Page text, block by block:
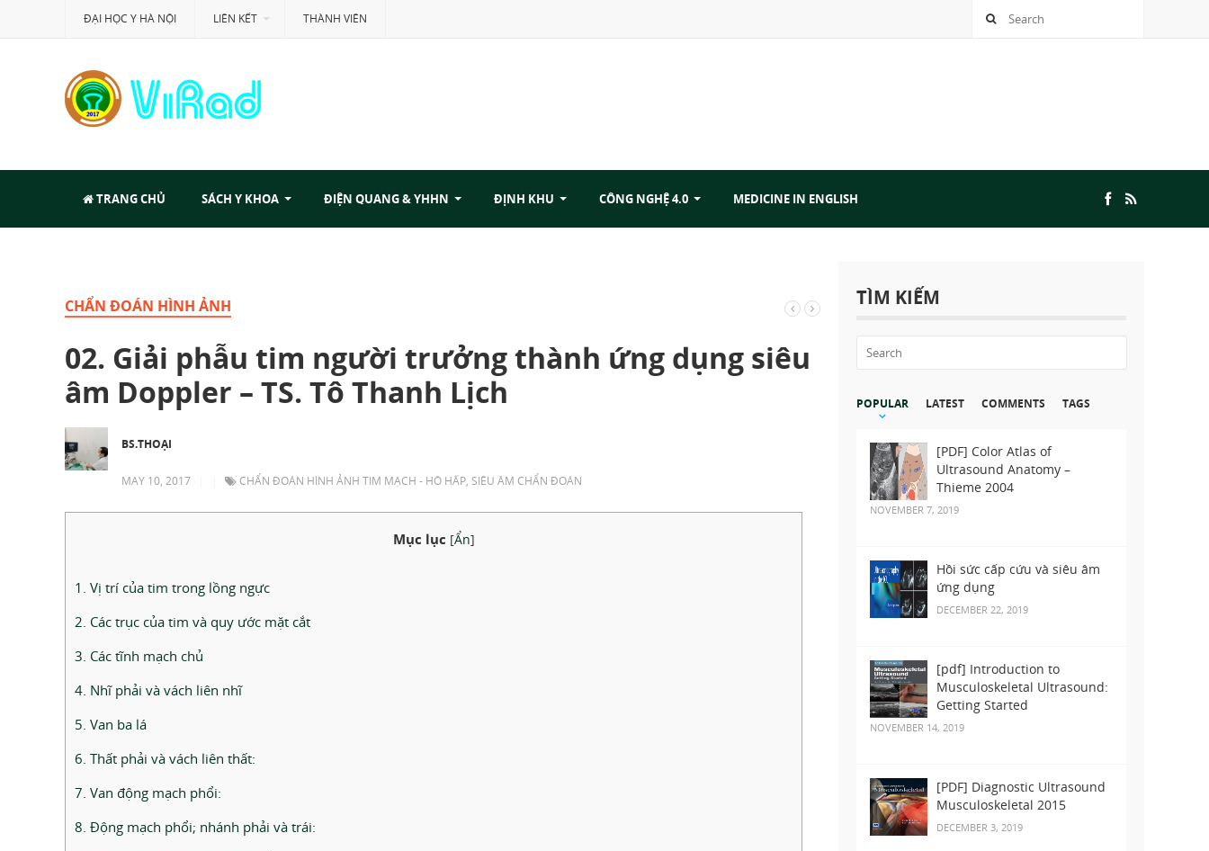
ĐẠI HỌC Y HÀ NỘI LIÊN KẾT THÀNH VIÊN
TRANG CHỦ SÁCH Y KHOA ĐIỆN QUANG & YHHN ĐỊNH KHU CÔNG NGHỆ 4.0 MEDICINE IN ENGLISH
CHẨN ĐOÁN HÌNH ẢNH
02. Giải phẫu tim người trưởng thành ứng dụng siêu
âm Doppler – TS. Tô Thanh Lịch
BS.THOẠI
MAY 10, 2017 CHẨN ĐOÁN HÌNH ẢNH TIM MẠCH - HÔ HẤP, SIÊU ÂM CHẨN ĐOÁN
Mục lục [Ẩn]
1. Vị trí của tim trong lồng ngực
2. Các trục của tim và quy ước mặt cắt
3. Các tĩnh mạch chủ
4. Nhĩ phải và vách liên nhĩ
5. Van ba lá
6. Thất phải và vách liên thất:
7. Van động mạch phổi:
8. Động mạch phổi; nhánh phải và trái:
TÌM KIẾM
POPULAR LATEST COMMENTS TAGS
[PDF] Color Atlas of
Ultrasound Anatomy –
Thieme 2004
NOVEMBER 7, 2019
Hồi sức cấp cứu và siêu âm
ứng dụng
DECEMBER 22, 2019
[pdf] Introduction to
Musculoskeletal Ultrasound:
Getting Started
NOVEMBER 14, 2019
[PDF] Diagnostic Ultrasound
Musculoskeletal 2015
DECEMBER 3, 2019